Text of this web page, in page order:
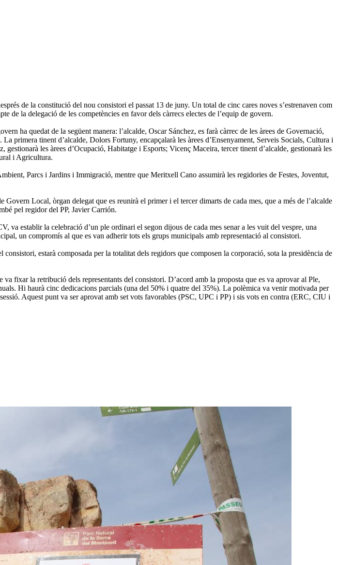
de la constitució del nou consistori el passat 13 de juny. Un total de cinc cares noves s’estrenaven com
de la delegació de les competències en favor dels càrrecs electes de l’equip de govern.
ha quedat de la següent manera: l’alcalde, Oscar Sánchez, es farà càrrec de les àrees de Governació,
primera tinent d’alcalde, Dolors Fortuny, encapçalarà les àrees d’Ensenyament, Serveis Socials, Cultura i
les àrees d’Ocupació, Habitatge i Esports; Vicenç Maceira, tercer tinent d’alcalde, gestionarà les
i Agricultura.
Parcs i Jardins i Immigració, mentre que Meritxell Cano assumirà les regidories de Festes, Joventut,
Local, òrgan delegat que es reunirà el primer i el tercer dimarts de cada mes, que a més de l’alcalde
pel regidor del PP, Javier Carrión.
va establir la celebració d’un ple ordinari el segon dijous de cada mes senar a les vuit del vespre, una
un compromís al que es van adherir tots els grups municipals amb representació al consistori.
estarà composada per la totalitat dels regidors que composen la corporació, sota la presidència de
fixar la retribució dels representants del consistori. D’acord amb la proposta que es va aprovar al Ple,
Hi haurà cinc dedicacions parcials (una del 50% i quatre del 35%). La polèmica va venir motivada per
Aquest punt va ser aprovat amb set vots favorables (PSC, UPC i PP) i sis vots en contra (ERC, CIU i